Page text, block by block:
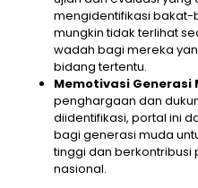
mengidentifikasi bakat-
mungkin tidak terlihat
wadah bagi mereka
bidang tertentu.
Memotivasi Generasi
penghargaan dan
diidentifikasi, portal ini
bagi generasi muda
tinggi dan
nasional.